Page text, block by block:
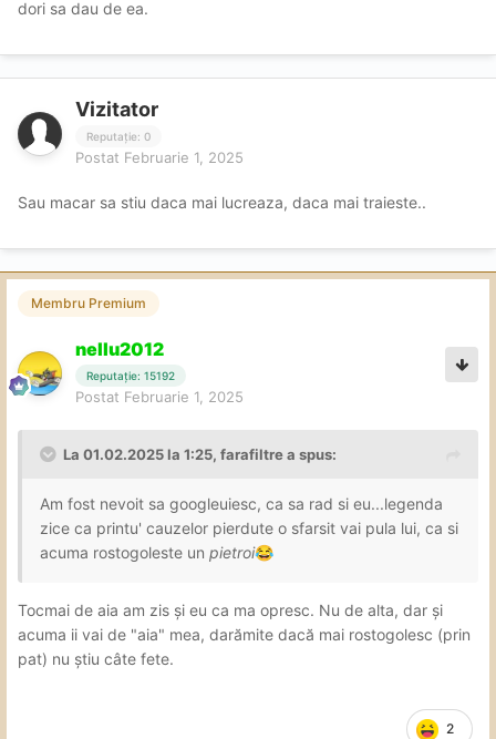
dori sa dau de ea.
Vizitator
Reputație: 0
Postat Februarie 1, 2025
Sau macar sa stiu daca mai lucreaza, daca mai traieste..
Membru Premium
nellu2012
Reputație: 15192
Postat Februarie 1, 2025
La 01.02.2025 la 1:25, farafiltrea spus:
Am fost nevoit sa googleuiesc, ca sa rad si eu...legenda
zice ca printu' cauzelor pierdute o sfarsit vai pula lui, ca si
acuma rostogoleste un pietroi😂
Tocmai de aia am zis și eu ca ma opresc. Nu de alta, dar și
acuma ii vai de "aia" mea, darămite dacă mai rostogolesc (prin
pat) nu știu câte fete.
2